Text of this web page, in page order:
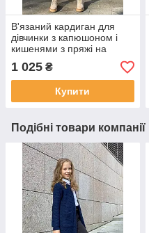
В'язаний кардиган для
дівчинки з капюшоном і
кишенями з пряжі на
ґудзиках р.128-158
1 025 ₴
Купити
Подібні товари компанії